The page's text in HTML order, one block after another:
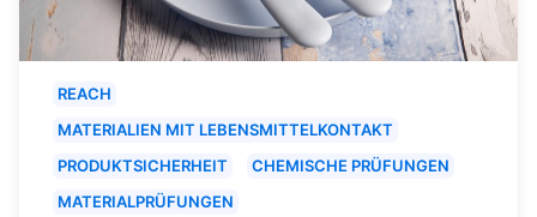
REACH
MATERIALIEN MIT LEBENSMITTELKONTAKT
PRODUKTSICHERHEIT
CHEMISCHE PRÜFUNGEN
MATERIALPRÜFUNGEN